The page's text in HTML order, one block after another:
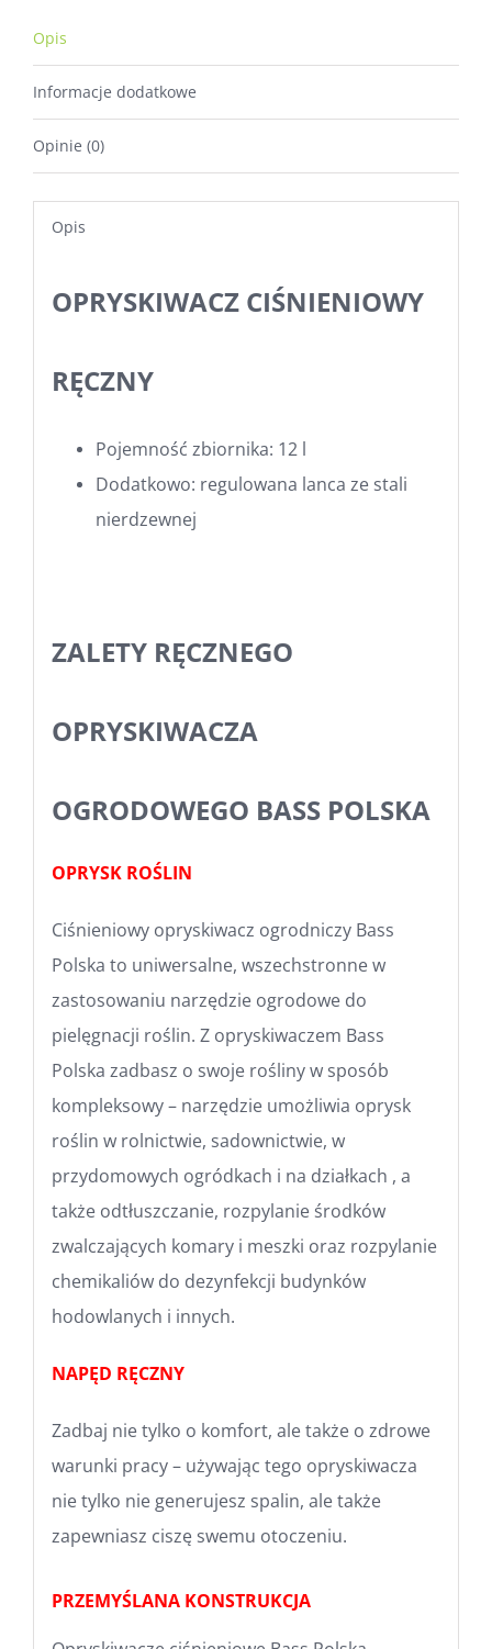
Opis
Informacje dodatkowe
Opinie (0)
Opis
OPRYSKIWACZ CIŚNIENIOWY
RĘCZNY
Pojemność zbiornika: 12 l
Dodatkowo: regulowana lanca ze stali
nierdzewnej
ZALETY RĘCZNEGO
OPRYSKIWACZA
OGRODOWEGO BASS POLSKA
OPRYSK ROŚLIN
Ciśnieniowy opryskiwacz ogrodniczy Bass
Polska to uniwersalne, wszechstronne w
zastosowaniu narzędzie ogrodowe do
pielęgnacji roślin. Z opryskiwaczem Bass
Polska zadbasz o swoje rośliny w sposób
kompleksowy – narzędzie umożliwia oprysk
roślin w rolnictwie, sadownictwie, w
przydomowych ogródkach i na działkach , a
także odtłuszczanie, rozpylanie środków
zwalczających komary i meszki oraz rozpylanie
chemikaliów do dezynfekcji budynków
hodowlanych i innych.
NAPĘD RĘCZNY
Zadbaj nie tylko o komfort, ale także o zdrowe
warunki pracy – używając tego opryskiwacza
nie tylko nie generujesz spalin, ale także
zapewniasz ciszę swemu otoczeniu.
PRZEMYŚLANA KONSTRUKCJA